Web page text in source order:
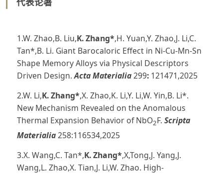
1.W. Zhao,B. Liu,K. Zhang*,H. Yuan,Y. Zhao,J. Li,C.
Tan*,B. Li. Giant Barocaloric Effect in Ni-Cu-Mn-Sn
Shape Memory Alloys via Physical Descriptors
Driven Design.ActaMaterialia299: 121471,2025
2.W. Li,K. Zhang*,X. Zhao,K. Li,Y. Li,W. Yin,B. Li*.
New Mechanism Revealed on the Anomalous
Thermal Expansion Behavior of NbO2F. Scripta
Materialia258:116534,2025
3.X. Wang,C. Tan*,K. Zhang*,X,Tong,J. Yang,J.
Wang,L. Zhao,X. Tian,J. Li,W. Zhao. High-